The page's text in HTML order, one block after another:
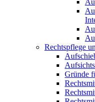
Rechtspflege
Gründe